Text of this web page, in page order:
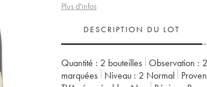
Plus d'infos
DESCRIPTION DU LOT
Quantité : 2 bouteilles Observation :
marquées
Niveau : 2 Normal